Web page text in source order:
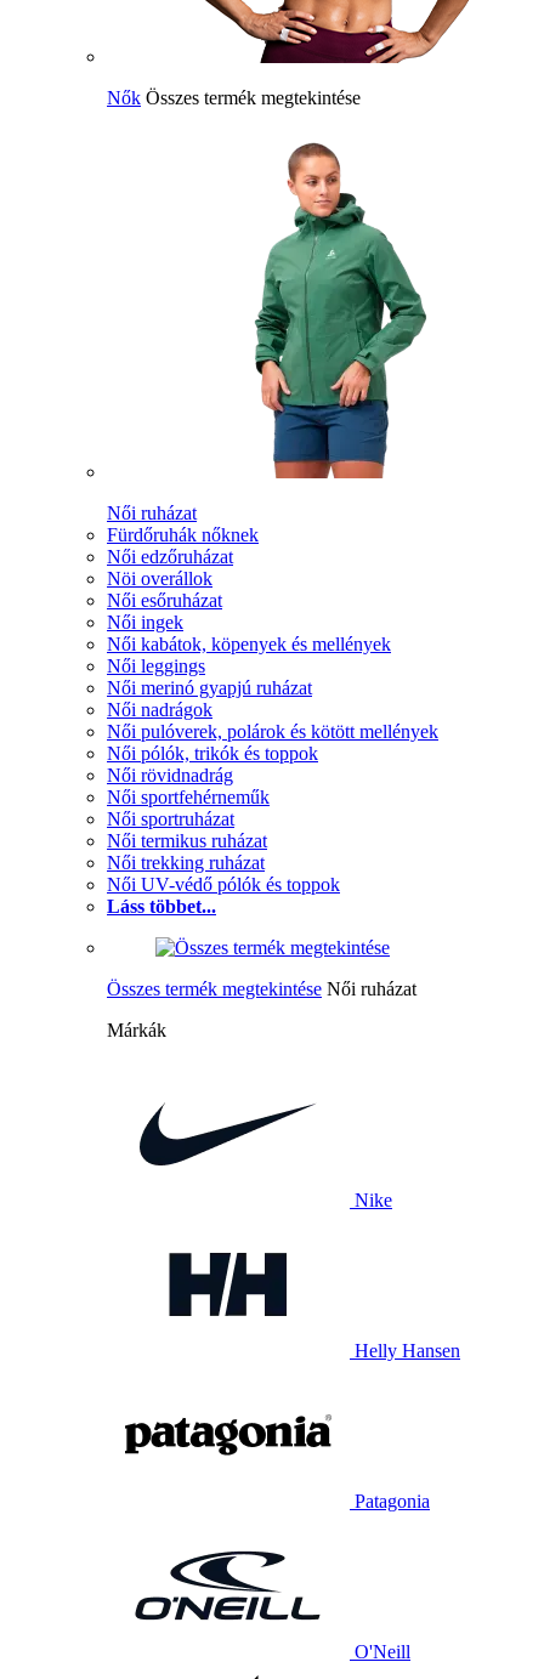
Nők Összes termék megtekintése
Női ruházat
Fürdőruhák nőknek
Női edzőruházat
Nöi overállok
Női esőruházat
Női ingek
Női kabátok, köpenyek és mellények
Női leggings
Női merinó gyapjú ruházat
Női nadrágok
Női pulóverek, polárok és kötött mellények
Női pólók, trikók és toppok
Női rövidnadrág
Női sportfehérneműk
Női sportruházat
Női termikus ruházat
Női trekking ruházat
Női UV-védő pólók és toppok
Láss többet...
Összes termék megtekintése Női ruházat
Márkák
Nike
Helly Hansen
Patagonia
O'Neill